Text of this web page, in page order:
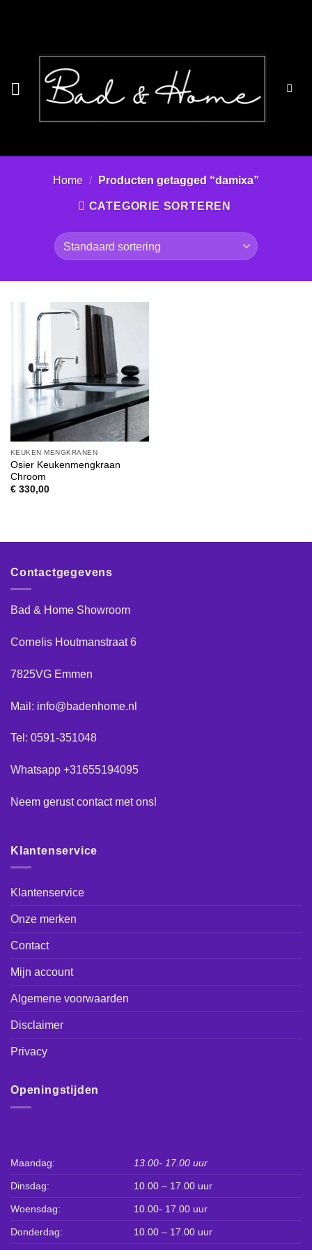
Home / Producten getagged “damixa”
CATEGORIE SORTEREN
KEUKEN MENGKRANEN
Osier Keukenmengkraan
Chroom
€330,00
Contactgegevens
Bad & Home Showroom
Cornelis Houtmanstraat 6
7825VG Emmen
Mail: info@badenhome.nl
Tel: 0591-351048
Whatsapp +31655194095
Neem gerustcontactmet ons!
Klantenservice
Klantenservice
Onze merken
Contact
Mijn account
Algemene voorwaarden
Disclaimer
Privacy
Openingstijden
Maandag: 13.00- 17.00 uur
Dinsdag: 10.00 – 17.00 uur
Woensdag: 10.00- 17.00 uur
Donderdag: 10.00 – 17.00 uur